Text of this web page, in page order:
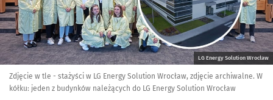
LG Energy Solution Wrocław
Zdjęcie w tle - stażyści w LG Energy Solution Wrocław, zdjęcie archiwalne. W
kółku: jeden z budynków należących do LG Energy Solution Wrocław